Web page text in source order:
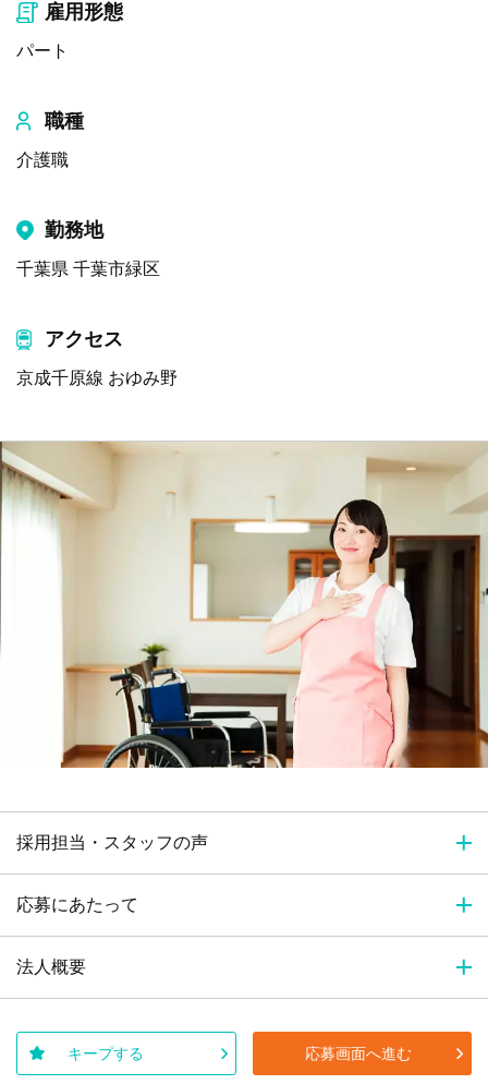
雇用形態
パート
職種
介護職
勤務地
千葉県 千葉市緑区
アクセス
京成千原線 おゆみ野
採用担当・スタッフの声
応募にあたって
法人概要
キープする 応募画面へ進む